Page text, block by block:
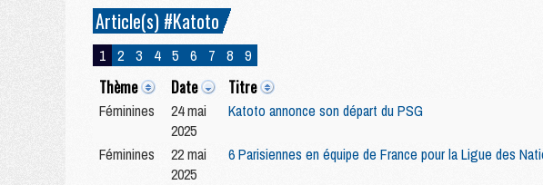
Article(s) #Katoto
1 2 3 4 5 6 7 8 9
Thème Date Titre
Féminines
24 mai
2025
Katoto annonce son départ du PSG
Féminines
22 mai
2025
6 Parisiennes en équipe de France pour la Ligue des